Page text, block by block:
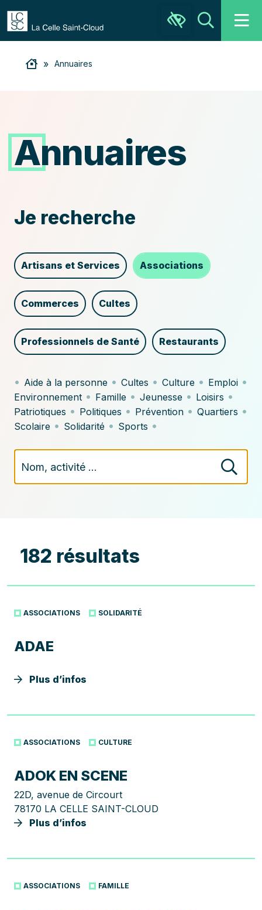
Ouvrir la barre d’outils
» Annuaires
Annuaires
le
service
ou
le
produit
dans
annuaires.
Je recherche
Artisans et Services Associations
Commerces Cultes
Professionnels de Santé Restaurants
• Aide à la personne • Cultes • Culture • Emploi •
Environnement • Famille • Jeunesse • Loisirs •
Patriotiques • Politiques • Prévention • Quartiers •
Scolaire • Solidarité • Sports •
182 résultats
ASSOCIATIONS SOLIDARITÉ
ADAE
Plus d’infos
ASSOCIATIONS CULTURE
ADOK EN SCENE
22D, avenue de Circourt
78170 LA CELLE SAINT-CLOUD
Plus d’infos
ASSOCIATIONS FAMILLE